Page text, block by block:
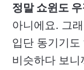
정말 쇼윈도
아니에요. 그
입단 동기기도
비슷하다 보